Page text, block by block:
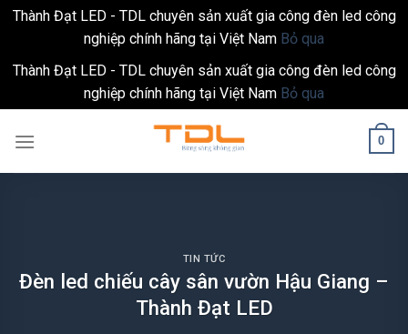
Thành Đạt LED - TDL chuyên sản xuất gia công đèn led công
nghiệp chính hãng tại Việt Nam Bỏ qua
Thành Đạt LED - TDL chuyên sản xuất gia công đèn led công
nghiệp chính hãng tại Việt Nam Bỏ qua
0
TIN TỨC
Đèn led chiếu cây sân vườn Hậu Giang –
Thành Đạt LED